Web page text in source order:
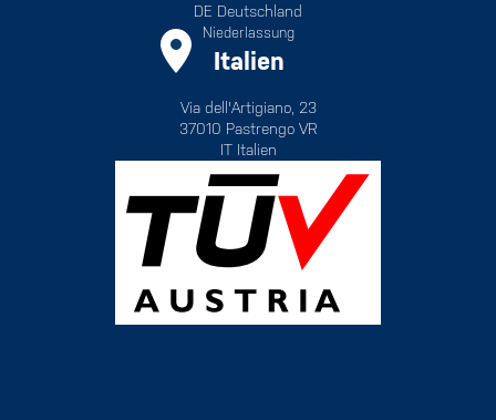
DE Deutschland
Niederlassung
Italien
Via dell'Artigiano, 23
37010 Pastrengo VR
IT Italien